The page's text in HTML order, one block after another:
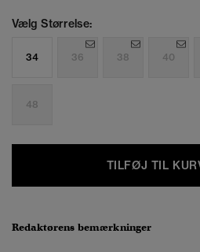
Vælg Størrelse:
34 36 38 40
48
TILFØJ TIL
Redaktørens bemærkninger